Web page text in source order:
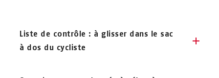
Liste de contrôle : à glisser dans le sac
à dos du cycliste